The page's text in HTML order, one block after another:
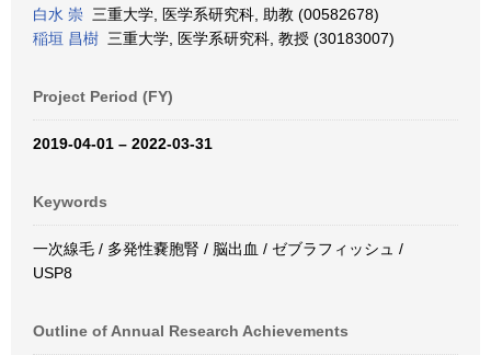
白水 崇 三重大学, 医学系研究科, 助教 (00582678)
稲垣 昌樹 三重大学, 医学系研究科, 教授 (30183007)
Project Period (FY)
2019-04-01 – 2022-03-31
Keywords
一次線毛 / 多発性嚢胞腎 / 脳出血 / ゼブラフィッシュ /
USP8
Outline of Annual Research Achievements